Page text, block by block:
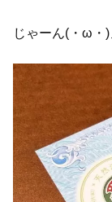
じゃーん(・ω・)